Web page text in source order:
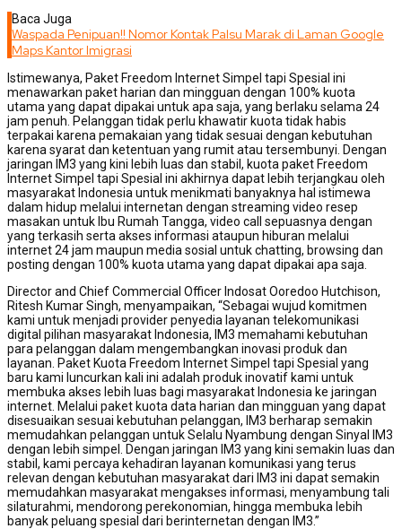
Baca Juga
Waspada Penipuan!! Nomor Kontak Palsu Marak di Laman Google
Maps Kantor Imigrasi
Istimewanya, Paket Freedom Internet Simpel tapi Spesial ini
menawarkan paket harian dan mingguan dengan 100% kuota
utama yang dapat dipakai untuk apa saja, yang berlaku selama 24
jam penuh. Pelanggan tidak perlu khawatir kuota tidak habis
terpakai karena pemakaian yang tidak sesuai dengan kebutuhan
karena syarat dan ketentuan yang rumit atau tersembunyi. Dengan
jaringan IM3 yang kini lebih luas dan stabil, kuota paket Freedom
Internet Simpel tapi Spesial ini akhirnya dapat lebih terjangkau oleh
masyarakat Indonesia untuk menikmati banyaknya hal istimewa
dalam hidup melalui internetan dengan streaming video resep
masakan untuk Ibu Rumah Tangga, video call sepuasnya dengan
yang terkasih serta akses informasi ataupun hiburan melalui
internet 24 jam maupun media sosial untuk chatting, browsing dan
posting dengan 100% kuota utama yang dapat dipakai apa saja.
Director and Chief Commercial Officer Indosat Ooredoo Hutchison,
Ritesh Kumar Singh, menyampaikan, “Sebagai wujud komitmen
kami untuk menjadi provider penyedia layanan telekomunikasi
digital pilihan masyarakat Indonesia, IM3 memahami kebutuhan
para pelanggan dalam mengembangkan inovasi produk dan
layanan. Paket Kuota Freedom Internet Simpel tapi Spesial yang
baru kami luncurkan kali ini adalah produk inovatif kami untuk
membuka akses lebih luas bagi masyarakat Indonesia ke jaringan
internet. Melalui paket kuota data harian dan mingguan yang dapat
disesuaikan sesuai kebutuhan pelanggan, IM3 berharap semakin
memudahkan pelanggan untuk Selalu Nyambung dengan Sinyal IM3
dengan lebih simpel. Dengan jaringan IM3 yang kini semakin luas dan
stabil, kami percaya kehadiran layanan komunikasi yang terus
relevan dengan kebutuhan masyarakat dari IM3 ini dapat semakin
memudahkan masyarakat mengakses informasi, menyambung tali
silaturahmi, mendorong perekonomian, hingga membuka lebih
banyak peluang spesial dari berinternetan dengan IM3.”